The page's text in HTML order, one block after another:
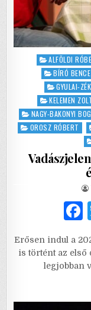
Posted
in
ALFÖLDI
BÍRÓ BENCE
GYULAI-
KELEMEN
NAGY-BAKONYI
OROSZ RÓBERT
Erősen indul a
is történt az első
legjobban